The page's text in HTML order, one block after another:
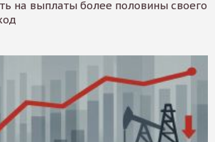
на выплаты более половины своего